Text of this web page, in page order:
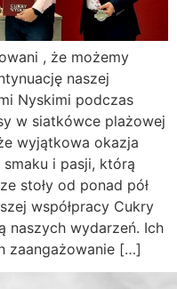
, że możemy
naszej
Nyskimi podczas
w siatkówce plażowej
wyjątkowa okazja
i pasji, którą
stoły od ponad pół
współpracy Cukry
naszych wydarzeń. Ich
zaangażowanie […]